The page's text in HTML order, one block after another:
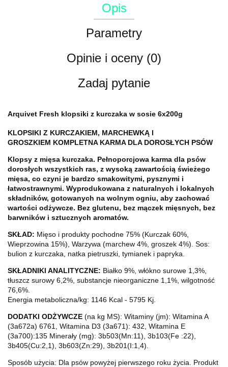
Opis
Parametry
Opinie i oceny (0)
Zadaj pytanie
Arquivet Fresh klopsiki z kurczaka w sosie 6x200g
KLOPSIKI Z KURCZAKIEM, MARCHEWKĄ I
GROSZKIEM KOMPLETNA KARMA DLA DOROSŁYCH PSÓW
Klopsy z mięsa kurczaka. Pełnoporcjowa karma dla psów
dorosłych wszystkich ras, z wysoką zawartością świeżego
mięsa, co czyni je bardzo smakowitymi, pysznymi i
łatwostrawnymi. Wyprodukowana z naturalnych i lokalnych
składników, gotowanych na wolnym ogniu, aby zachować
wartości odżywcze. Bez glutenu, bez mączek mięsnych, bez
barwników i sztucznych aromatów.
SKŁAD: Mięso i produkty pochodne 75% (Kurczak 60%,
Wieprzowina 15%), Warzywa (marchew 4%, groszek 4%). Sos:
bulion z kurczaka, natka pietruszki, tymianek i papryka.
SKŁADNIKI ANALITYCZNE: Białko 9%, włókno surowe 1,3%,
tłuszcz surowy 6,2%, substancje nieorganiczne 1,1%, wilgotność
76,6%.
Energia metaboliczna/kg: 1146 Kcal - 5795 Kj.
DODATKI ODŻYWCZE (na kg MS): Witaminy (jm): Witamina A
(3a672a) 6761, Witamina D3 (3a671): 432, Witamina E
(3a700):135 Minerały (mg): 3b503(Mn:11), 3b103(Fe :22),
3b405(Cu:2,1), 3b603(Zn:29), 3b201(I:1,4).
Sposób użycia: Dla psów powyżej pierwszego roku życia.
Produkt